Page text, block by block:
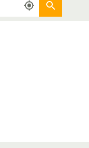
Aktuellen